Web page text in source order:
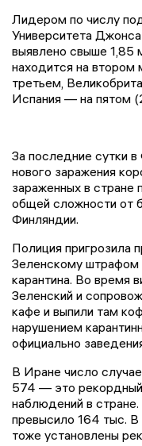
Лидером по числу
Университета
выявлено свыше 1,85
находится на
третьем,
Испания — на пятом
За последние сутки
нового заражения
зараженных в стране
общей сложности от
Финляндии.
Полиция пригрозила
Зеленскому штрафом
карантина. Во время
Зеленский и
кафе и выпили там
нарушением
официально
В Иране число
574 — это рекордный
наблюдений в
превысило 164 тыс.
тоже установлены